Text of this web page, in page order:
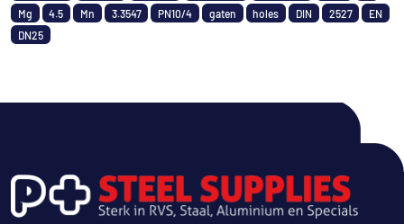
Mg
4.5 Mn 3.3547 PN10/4 gaten holes DIN 2527
EN
DN25